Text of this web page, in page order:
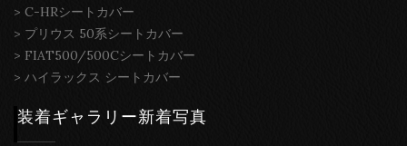
> C-HRシートカバー
> プリウス 50系シートカバー
> FIAT500/500Cシートカバー
> ハイラックス シートカバー
装着ギャラリー新着写真